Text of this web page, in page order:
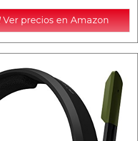
Ver precios en Amazon